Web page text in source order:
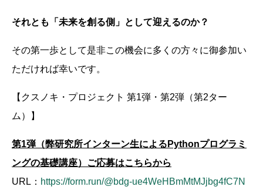
それとも「未来を創る側」として迎えるのか？
その第一歩として是非この機会に多くの方々に御参加い
ただければ幸いです。
【クスノキ・プロジェクト 第1弾・第2弾（第2ター
ム）】
第1弾（弊研究所インターン生によるPythonプログラミ
ングの基礎講座）ご応募はこちらから
URL： https://form.run/@bdg-ue4WeHBmMtMJjbg4fC7N